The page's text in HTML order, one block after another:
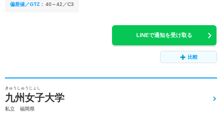
偏差値／GTZ ： 40～42／C3
LINEで通知を受け取る
比較
きゅうしゅうじょし
九州女子大学
私立 福岡県